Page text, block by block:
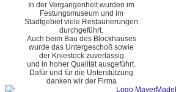
In der Vergangenheit wurden im
Festungsmuseum und im
Stadtgebiet viele Restaurierungen
durchgeführt.
Auch beim Bau des Blockhauses
wurde das Untergeschoß sowie
der Kniestock zuverlässig
und in hoher Qualität ausgeführt.
Dafür und für die Unterstützung
danken wir der Firma